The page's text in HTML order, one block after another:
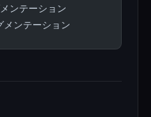
テーション
ンテーション